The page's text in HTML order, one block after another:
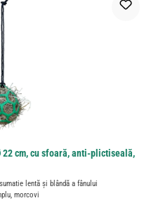
cm, cu sfoară, anti-plictiseală,
lentă și blândă a fânului
morcovi